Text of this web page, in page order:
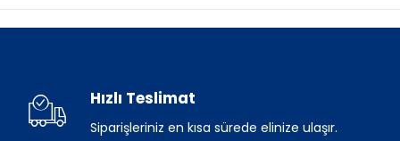
Hızlı Teslimat
Siparişleriniz en kısa sürede elinize ulaşır.